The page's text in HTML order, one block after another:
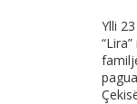
Ylli